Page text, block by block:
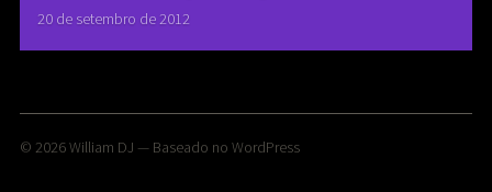
20 de setembro de 2012
© 2026William DJ — Baseado no WordPress